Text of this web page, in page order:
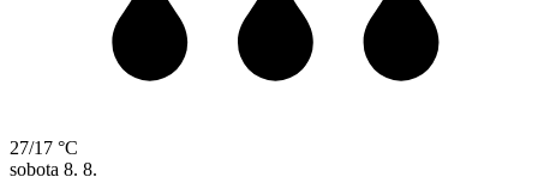
27/17 °C
sobota 8. 8.